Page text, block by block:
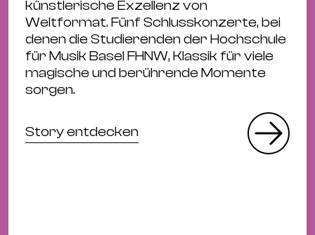
künstlerische Exzellenz von
Weltformat. Fünf Schlusskonzerte, bei
denen die Studierenden der Hochschule
für Musik Basel FHNW, Klassik für viele
magische und berührende Momente
sorgen.
Story entdecken